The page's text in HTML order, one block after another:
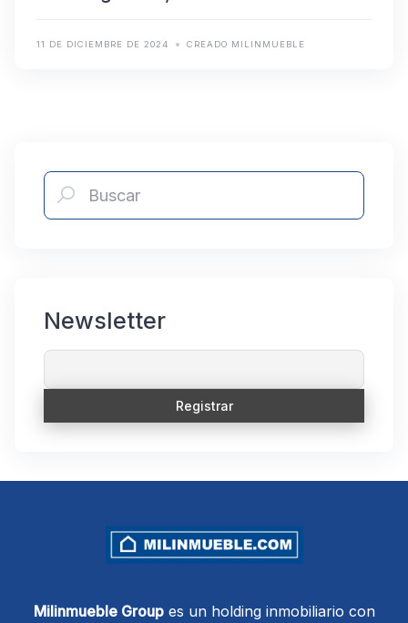
11 DE DICIEMBRE DE 2024 CREADO MILINMUEBLE
Newsletter
Milinmueble Groupes un holding inmobiliario con